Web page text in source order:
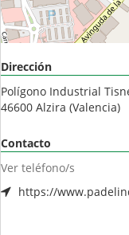
Dirección
Polígono Industrial
46600 Alzira (Valencia)
Contacto
Ver teléfono/s
https://